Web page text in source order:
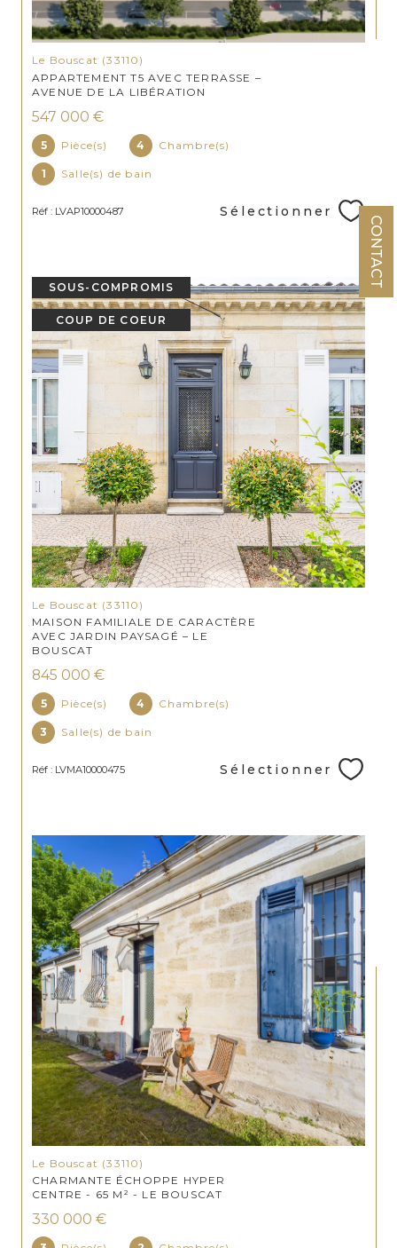
CONTACT
Le Bouscat (33110)
APPARTEMENT T5 AVEC TERRASSE –
AVENUE DE LA LIBÉRATION
547 000 €
5 Pièce(s) 4 Chambre(s)
1 Salle(s) de bain
Réf : LVAP10000487 Sélectionner
SOUS-COMPROMIS
COUP DE COEUR
Le Bouscat (33110)
MAISON FAMILIALE DE CARACTÈRE
AVEC JARDIN PAYSAGÉ – LE
BOUSCAT
845 000 €
5 Pièce(s) 4 Chambre(s)
3 Salle(s) de bain
Réf : LVMA10000475 Sélectionner
Le Bouscat (33110)
CHARMANTE ÉCHOPPE HYPER
CENTRE - 65 M² - LE BOUSCAT
330 000 €